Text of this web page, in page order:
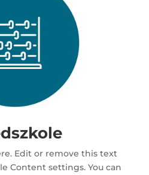
Edit or remove this text
Content settings. You can